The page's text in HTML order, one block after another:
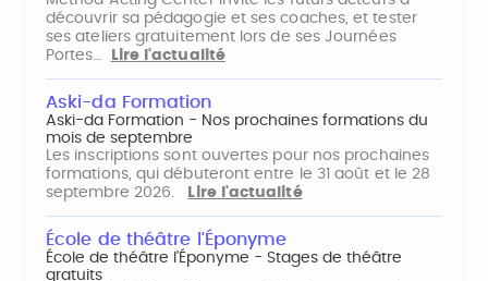
découvrir sa pédagogie et ses coaches, et tester
ses ateliers gratuitement lors de ses Journées
Portes…
Lire l'actualité
Aski-da Formation
Aski-da Formation - Nos prochaines formations du
mois de septembre
Les inscriptions sont ouvertes pour nos prochaines
formations, qui débuteront entre le 31 août et le 28
septembre 2026.
Lire l'actualité
École de théâtre l'Éponyme
École de théâtre l'Éponyme - Stages de théâtre
gratuits